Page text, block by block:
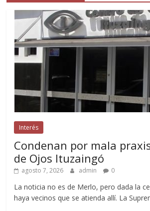
Interés
Condenan por mala
de Ojos Ituzaingó
agosto 7, 2026 admin 0
La noticia no es de Merlo, pero dada la
haya vecinos que se atienda allí. La